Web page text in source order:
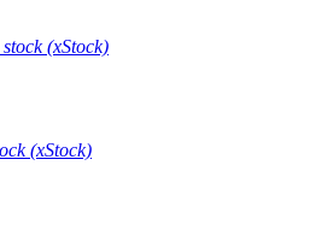
kunt blijven
(xStock)
(xStock)